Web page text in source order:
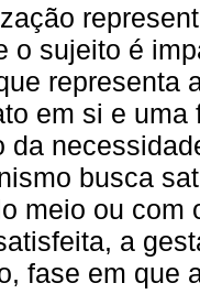
o sujeito é
representa
em si e
da
busca
meio ou com
a
fase em que